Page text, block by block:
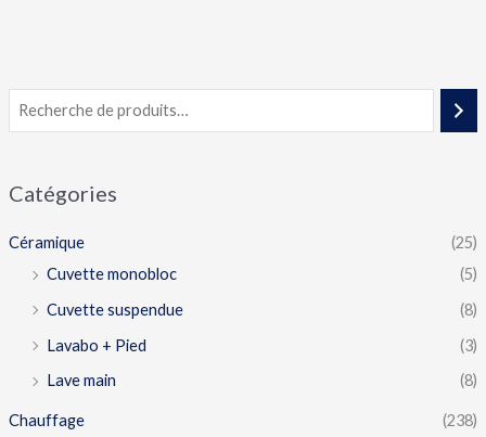
Catégories
Céramique
(25)
Cuvette monobloc
(5)
Cuvette suspendue
(8)
Lavabo + Pied
(3)
Lave main
(8)
Chauffage
(238)